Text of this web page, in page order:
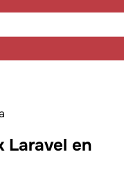
Laravel en